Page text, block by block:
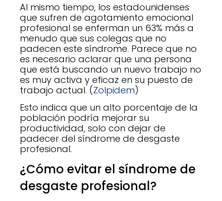
Al mismo tiempo, los estadounidenses
que sufren de agotamiento emocional
profesional se enferman un 63% más a
menudo que sus colegas que no
padecen este síndrome. Parece que no
es necesario aclarar que una persona
que está buscando un nuevo trabajo no
es muy activa y eficaz en su puesto de
trabajo actual. (Zolpidem)
Esto indica que un alto porcentaje de la
población podría mejorar su
productividad, solo con dejar de
padecer del síndrome de desgaste
profesional.
¿Cómo evitar el síndrome de
desgaste profesional?